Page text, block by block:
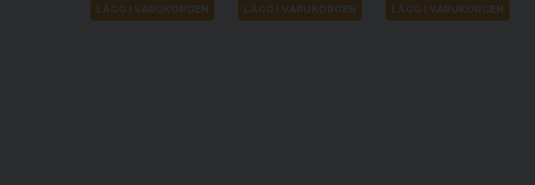
LÄGG I VARUKORGEN LÄGG I VARUKORGEN LÄGG I VARUKORGEN